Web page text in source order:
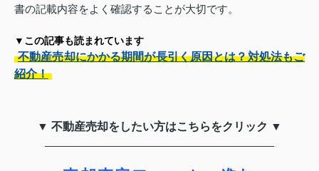
書の記載内容をよく確認することが大切です。
▼この記事も読まれています
不動産売却にかかる期間が長引く原因とは？対処法もご
紹介！
▼ 不動産売却をしたい方はこちらをクリック ▼